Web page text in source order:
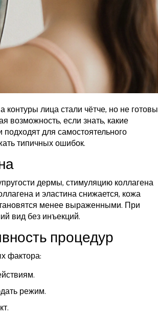
контуры лица стали чётче, но не готовы
возможность, если знать, какие
для самостоятельного
типичных ошибок.
дермы, стимуляцию коллагена
и эластина снижается, кожа
менее выраженными. При
вид без инъекций.
процедур
фактора:
режим.